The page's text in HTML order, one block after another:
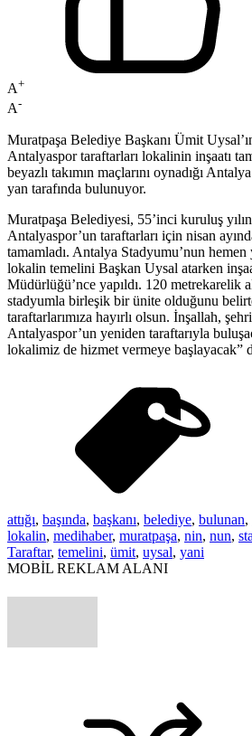
A+
A-
Muratpaşa Belediye Başkanı Ümit
Antalyaspor taraftarları lokalinin inşaatı
beyazlı takımın maçlarını oynadığı
yan tarafında bulunuyor.
Muratpaşa Belediyesi, 55’inci kuruluş
Antalyaspor’un taraftarları için nisan
tamamladı. Antalya Stadyumu’nun hemen
lokalin temelini Başkan Uysal atarken
Müdürlüğü’nce yapıldı. 120 metrekarelik
stadyumla birleşik bir ünite olduğunu
taraftarlarımıza hayırlı olsun. İnşallah,
Antalyaspor’un yeniden taraftarıyla
lokalimiz de hizmet vermeye başlayacak”
attığı, başında, başkanı, belediye, bulunan,
lokalin, medihaber, muratpaşa, nin, nun,
Taraftar, temelini, ümit, uysal, yani
MOBİL REKLAM ALANI